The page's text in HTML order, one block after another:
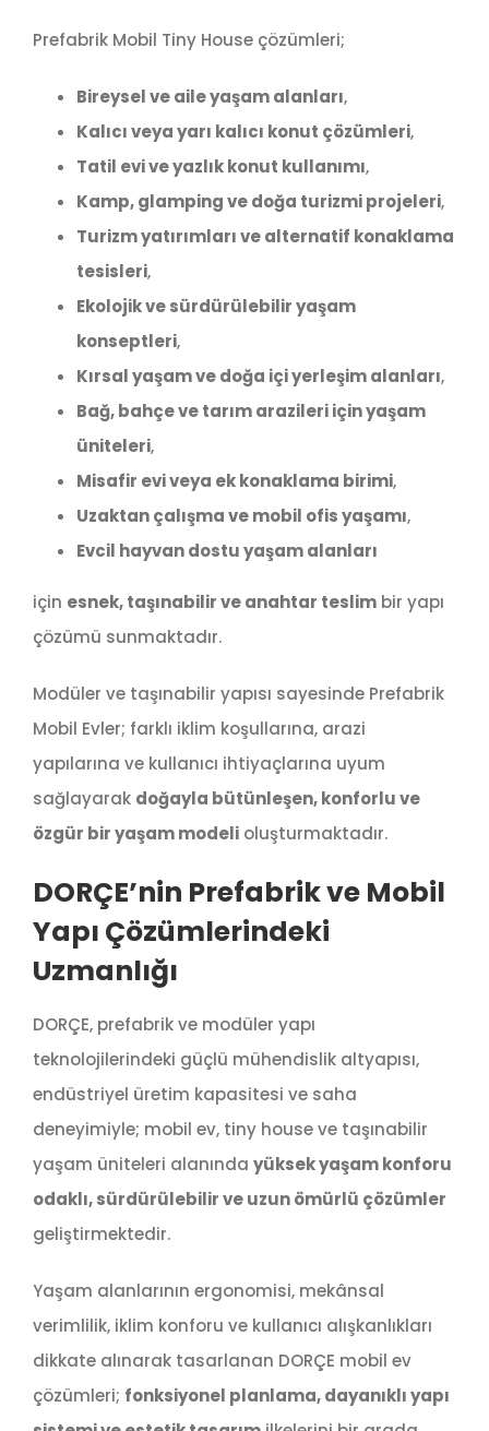
Prefabrik Mobil Tiny House çözümleri;
Bireysel ve aile yaşam alanları,
Kalıcı veya yarı kalıcı konut çözümleri,
Tatil evi ve yazlık konut kullanımı,
Kamp, glamping ve doğa turizmi projeleri,
Turizm yatırımları ve alternatif konaklama
tesisleri,
Ekolojik ve sürdürülebilir yaşam
konseptleri,
Kırsal yaşam ve doğa içi yerleşim alanları,
Bağ, bahçe ve tarım arazileri için yaşam
üniteleri,
Misafir evi veya ek konaklama birimi,
Uzaktan çalışma ve mobil ofis yaşamı,
Evcil hayvan dostu yaşam alanları
için esnek, taşınabilir ve anahtar teslimbir yapı
çözümü sunmaktadır.
Modüler ve taşınabilir yapısı sayesinde Prefabrik
Mobil Evler; farklı iklim koşullarına, arazi
yapılarına ve kullanıcı ihtiyaçlarına uyum
sağlayarak doğayla bütünleşen, konforlu ve
özgür bir yaşam modelioluşturmaktadır.
DORÇE’nin Prefabrik ve Mobil
Yapı Çözümlerindeki
Uzmanlığı
DORÇE, prefabrik ve modüler yapı
teknolojilerindeki güçlü mühendislik altyapısı,
endüstriyel üretim kapasitesi ve saha
deneyimiyle; mobil ev, tiny house ve taşınabilir
yaşam üniteleri alanında yüksek yaşam konforu
odaklı, sürdürülebilir ve uzun ömürlü çözümler
geliştirmektedir.
Yaşam alanlarının ergonomisi, mekânsal
verimlilik, iklim konforu ve kullanıcı alışkanlıkları
dikkate alınarak tasarlanan DORÇE mobil ev
çözümleri; fonksiyonel planlama, dayanıklı yapı